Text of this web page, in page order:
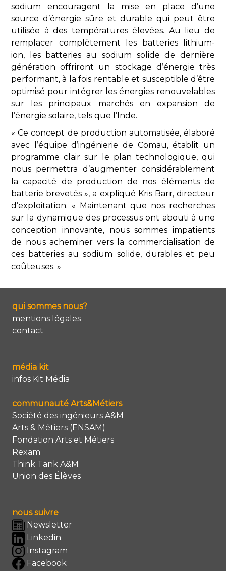
sodium encouragent la mise en place d’une
source d’énergie sûre et durable qui peut être
utilisée à des températures élevées. Au lieu de
remplacer complètement les batteries lithium-
ion, les batteries au sodium solide de dernière
génération offriront un stockage d’énergie très
performant, à la fois rentable et susceptible d’être
optimisé pour intégrer les énergies renouvelables
sur les principaux marchés en expansion de
l’énergie solaire, tels que l’Inde.
« Ce concept de production automatisée, élaboré
avec l’équipe d’ingénierie de Comau, établit un
programme clair sur le plan technologique, qui
nous permettra d’augmenter considérablement
la capacité de production de nos éléments de
batterie brevetés », a expliqué Kris Barr, directeur
d’exploitation. « Maintenant que nos recherches
sur la dynamique des processus ont abouti à une
conception innovante, nous sommes impatients
de nous acheminer vers la commercialisation de
ces batteries au sodium solide, durables et peu
coûteuses. »
qui sommes nous?
mentions légales
contact
média kit
infos Kit Média
communauté Arts&Métiers
Société des ingénieurs A&M
Arts & Métiers (ENSAM)
Fondation Arts et Métiers
Rexam
Think Tank A&M
Union des Élèves
nous suivre
Newsletter
Linkedin
Instagram
Facebook